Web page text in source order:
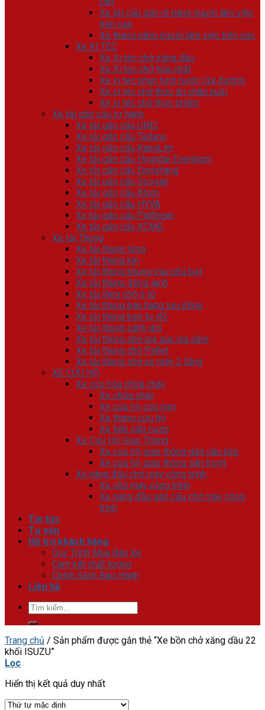
Xe tải cẩu gắn rổ nâng người làm việc
trên cao
Xe thang nâng người làm việc trên cao
Xe XI TÉC
Xe Xi téc chở xăng dầu
Xe Xi tec chở hóa chất
Xe xi téc phun tưới nước rửa đường
Xe xi téc chở thức ăn chăn nuôi
Xe xi téc chở thực phẩm
Xe tải gắn cẩu tự hành
Xe tải gắn cẩu UNIC
Xe tải gắn cẩu Tadano
Xe tải gắn cẩu KangLim
Xe tải gắn cẩu Hyundai Everdigm
Xe tải gắn cẩu DongYang
Xe tải gắn cẩu Soosan
Xe tải gắn cẩu Atom
Xe tải gắn cẩu HYVA
Xe tải gắn cẩu Palfinger
Xe tải gắn cẩu XCMG
Xe tải Thùng
Xe tải thùng lửng
Xe tải thùng kín
Xe tải thùng khung mui phủ bạt
Xe tải thùng đông lạnh
Xe tải lồng chở ô tô
Xe tải thùng bán hàng lưu động
Xe tải thùng ben tự đổ
Xe tải thùng cánh dơi
Xe tải thùng chở gia súc gia cầm
Xe tải thùng chở Pallet
Xe tải thùng chở xe máy 2 tầng
XE CỨU HỘ
Xe cứu hỏa chữa cháy
Xe chữa cháy
Xe cứu hộ cứu nạn
Xe thang cứu hộ
Xe tiếp cấp nước
Xe Cứu Hộ Giao Thông
Xe cứu hộ giao thông gắn cẩu kéo
Xe cứu hộ giao thông sàn trượt
Xe nâng đầu chở máy công trình
Xe chở máy công trình
Xe nâng đầu gắn cẩu chở máy công
trình
Tin tức
Tư vấn
Hỗ trợ khách hàng
Quy Trình Mua Bán Xe
Cam kết chất lượng
Chính Sách Bảo Hành
Liên hệ
Tìm
kiếm:
Trang chủ / Sản phẩm được gắn thẻ “Xe bồn chở xăng dầu 22
khối ISUZU”
Lọc
Hiển thị kết quả duy nhất